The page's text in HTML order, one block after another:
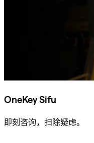
OneKey Sifu
即刻咨询，扫除疑虑。